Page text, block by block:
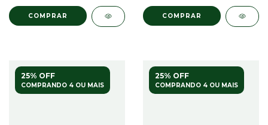
COMPRAR COMPRAR
25% OFF
COMPRANDO 4 OU MAIS
25% OFF
COMPRANDO 4 OU MAIS